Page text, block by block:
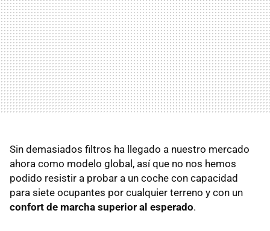
Sin demasiados filtros ha llegado a nuestro mercado
ahora como modelo global, así que no nos hemos
podido resistir a probar a un coche con capacidad
para siete ocupantes por cualquier terreno y con un
confort de marcha superior al esperado.